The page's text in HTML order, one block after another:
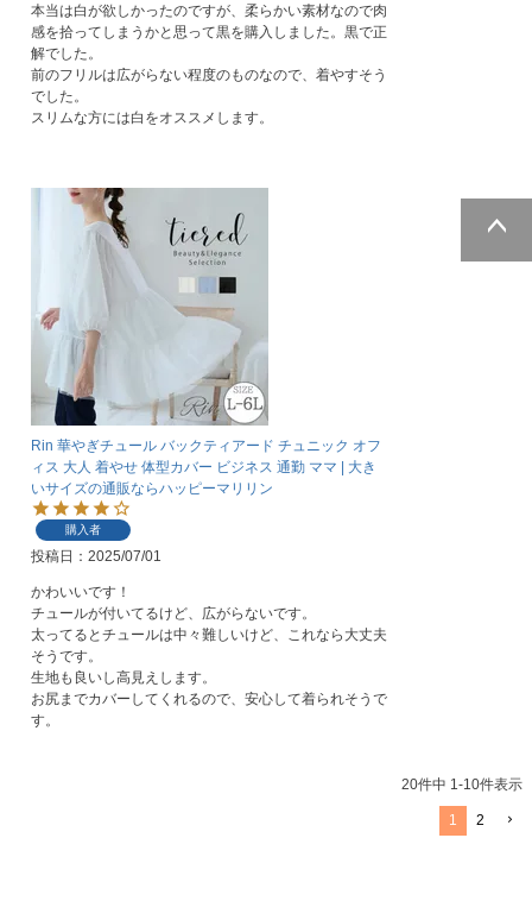
本当は白が欲しかったのですが、柔らかい素材なので肉
感を拾ってしまうかと思って黒を購入しました。黒で正
解でした。
前のフリルは広がらない程度のものなので、着やすそう
でした。
スリムな方には白をオススメします。
Rin 華やぎチュール バックティアード チュニック オフ
ィス 大人 着やせ 体型カバー ビジネス 通勤 ママ | 大き
いサイズの通販ならハッピーマリリン
購入者
投稿日 2025/07/01
かわいいです！
チュールが付いてるけど、広がらないです。
太ってるとチュールは中々難しいけど、これなら大丈夫
そうです。
生地も良いし高見えします。
お尻までカバーしてくれるので、安心して着られそうで
す。
20件中 1-10件表示
1 2